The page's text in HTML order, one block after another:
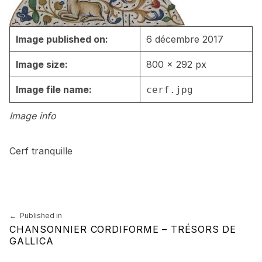
Image info
Image published on: 6 décembre 2017
Image size: 800 × 292 px
Image file name: cerf.jpg
Cerf tranquille
Skip back to main navigation
Navigation de l’article
Published in
CHANSONNIER CORDIFORME – TRÉSORS DE
GALLICA